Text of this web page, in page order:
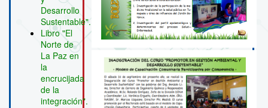
Desarrollo
Sustentable".
Libro "El
Norte de
La Paz en
la
encrucijada
de la
integración".